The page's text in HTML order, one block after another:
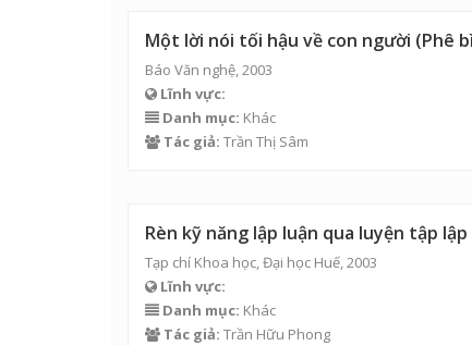
Một lời nói tối hậu về con người (Phê
Báo Văn nghệ, 2003
Lĩnh vực:
Danh mục: Khác
Tác giả: Trần Thị Sâm
Rèn kỹ năng lập luận qua luyện tập lập
Tạp chí Khoa học, Đại học Huế, 2003
Lĩnh vực:
Danh mục: Khác
Tác giả: Trần Hữu Phong